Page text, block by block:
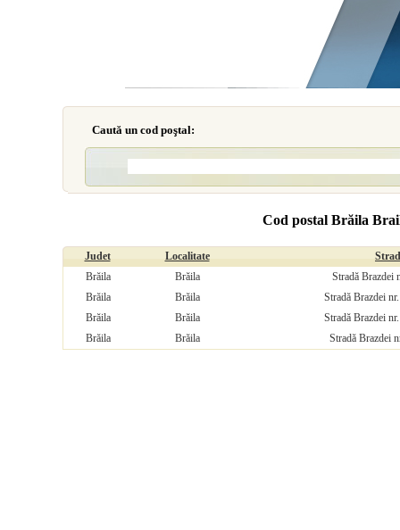
Caută un cod poştal:
Cod postal Brăila
Judet Localitate
Brăila
Brăila
Stradă Brazdei
Brăila
Brăila
Stradă Brazdei
Brăila
Brăila
Stradă Brazdei
Brăila
Brăila Stradă Brazdei